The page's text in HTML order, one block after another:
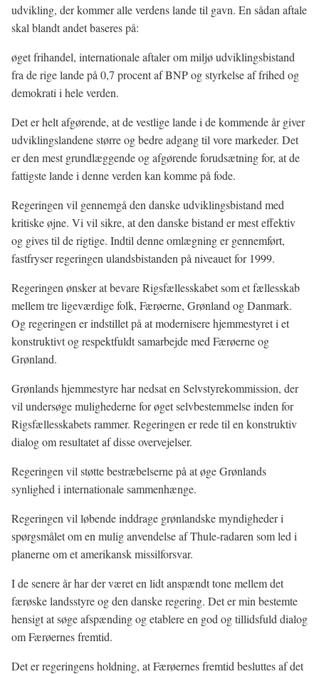
udvikling, der kommer alle verdens lande til gavn. En sådan aftale
skal blandt andet baseres på:
øget frihandel, internationale aftaler om miljø udviklingsbistand
fra de rige lande på 0,7 procent af BNP og styrkelse af frihed og
demokrati i hele verden.
Det er helt afgørende, at de vestlige lande i de kommende år giver
udviklingslandene større og bedre adgang til vore markeder. Det
er den mest grundlæggende og afgørende forudsætning for, at de
fattigste lande i denne verden kan komme på fode.
Regeringen vil gennemgå den danske udviklingsbistand med
kritiske øjne. Vi vil sikre, at den danske bistand er mest effektiv
og gives til de rigtige. Indtil denne omlægning er gennemført,
fastfryser regeringen ulandsbistanden på niveauet for 1999.
Regeringen ønsker at bevare Rigsfællesskabet som et fællesskab
mellem tre ligeværdige folk, Færøerne, Grønland og Danmark.
Og regeringen er indstillet på at modernisere hjemmestyret i et
konstruktivt og respektfuldt samarbejde med Færøerne og
Grønland.
Grønlands hjemmestyre har nedsat en Selvstyrekommission, der
vil undersøge mulighederne for øget selvbestemmelse inden for
Rigsfællesskabets rammer. Regeringen er rede til en konstruktiv
dialog om resultatet af disse overvejelser.
Regeringen vil støtte bestræbelserne på at øge Grønlands
synlighed i internationale sammenhænge.
Regeringen vil løbende inddrage grønlandske myndigheder i
spørgsmålet om en mulig anvendelse af Thule-radaren som led i
planerne om et amerikansk missilforsvar.
I de senere år har der været en lidt anspændt tone mellem det
færøske landsstyre og den danske regering. Det er min bestemte
hensigt at søge afspænding og etablere en god og tillidsfuld dialog
om Færøernes fremtid.
Det er regeringens holdning, at Færøernes fremtid besluttes af det